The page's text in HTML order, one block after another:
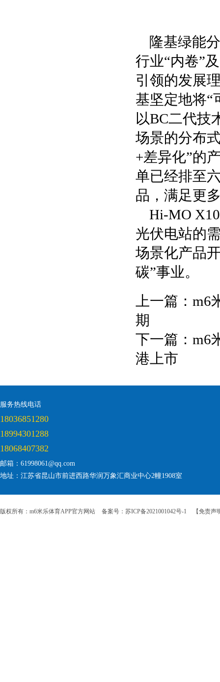
隆基绿能
行业“内卷”
引领的发展
基坚定地将“
以BC二代技
场景的分布
+差异化”的
单已经排至
品，满足更
Hi-MO
光伏电站的
场景化产品
碳”事业。
上一篇： m6
期
下一篇： m6
港上市
服务热线电话
18036851280
18994301288
18068407382
邮箱：61998061@qq.com
地址：江苏省昆山市前进西路华润万象汇商业中心2幢1908室
版权所有：m6米乐体育APP官方网站 备案号：苏ICP备2021001042号-1 【免责声